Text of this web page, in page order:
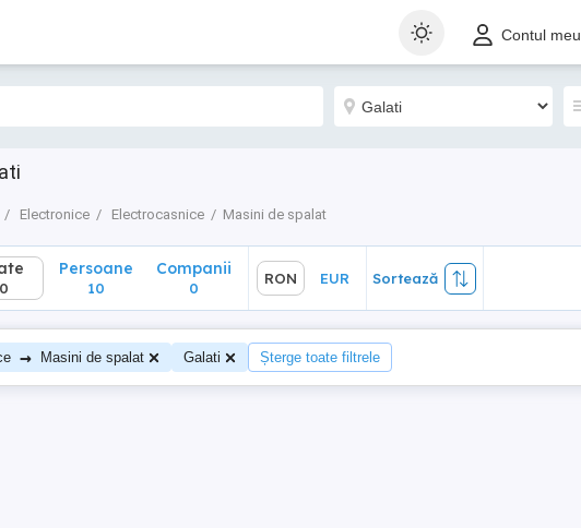
Contul meu
Electronice Electrocasnice Masini de spalat
Sortează
Persoane
10
Companii
0
RON EUR Sortează
→ Masini de spalat Galati Șterge toate filtrele